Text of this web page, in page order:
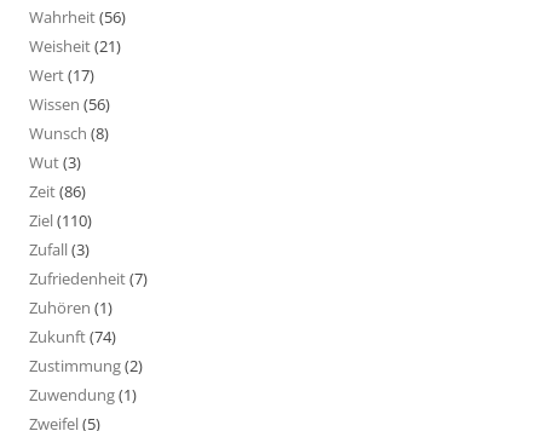
Wahrheit(56)
Weisheit(21)
Wert(17)
Wissen (56)
Wunsch (8)
Wut(3)
Zeit(86)
Ziel(110)
Zufall(3)
Zufriedenheit(7)
Zuhören (1)
Zukunft(74)
Zustimmung(2)
Zuwendung(1)
Zweifel(5)